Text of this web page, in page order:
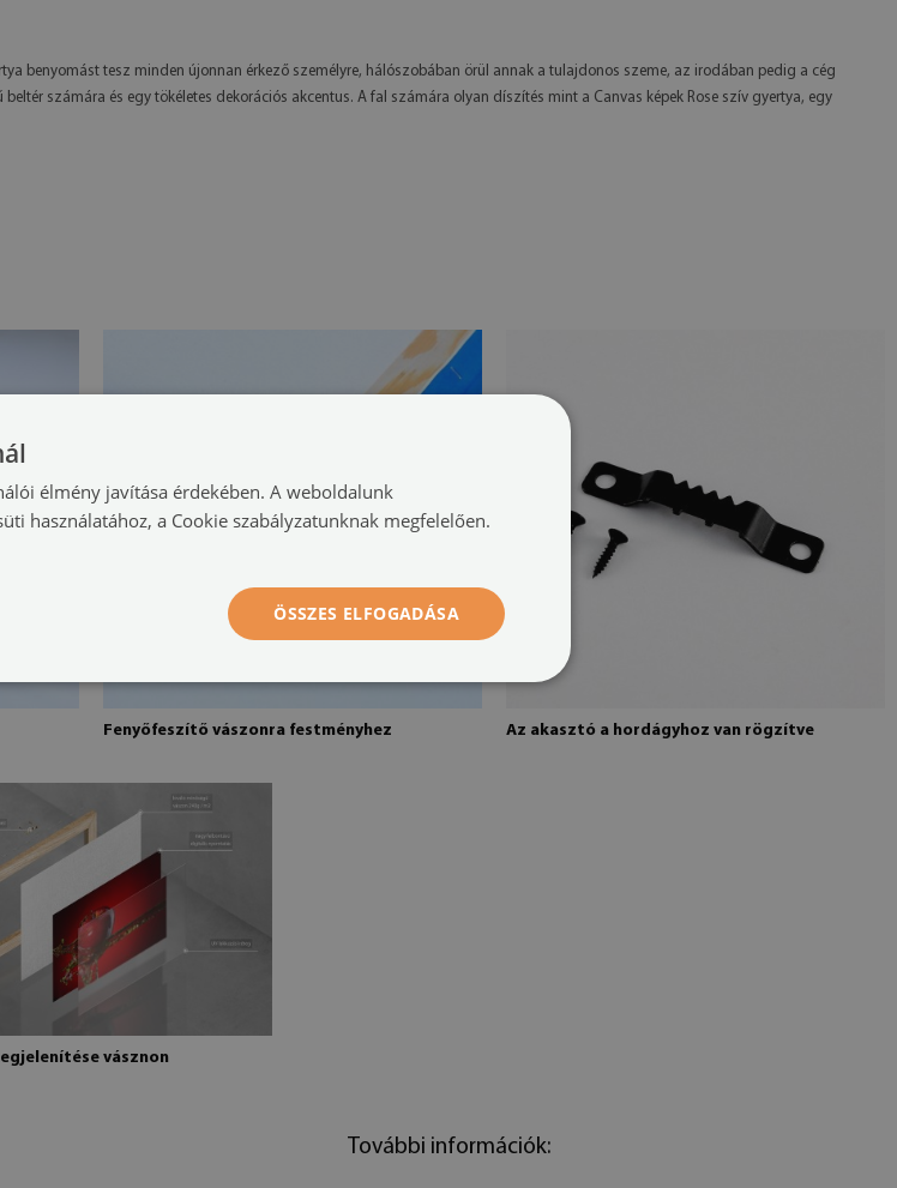
benyomást tesz minden újonnan érkező személyre, hálószobában örül annak a tulajdonos szeme, az irodában pedig a cég
számára és egy tökéletes dekorációs akcentus. A fal számára olyan díszítés mint a Canvas képek Rose szív gyertya, egy
Fenyőfeszítő vászonra festményhez Az akasztó a hordágyhoz van rögzítve
vásznon
További információk:
élmény javítása érdekében. A weboldalunk
használatához, a Cookie szabályzatunknak megfelelően.
ÖSSZES ELFOGADÁSA